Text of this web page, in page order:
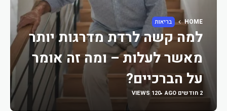
HOME בריאות
למה קשה לרדת מדרגות יותר
מאשר לעלות – ומה זה אומר
על הברכיים?
2 חודשים AGO 120 VIEWS